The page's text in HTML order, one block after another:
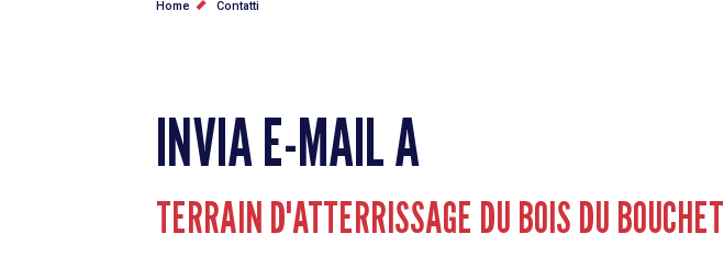
PANE
Home Contatti
INVIA E-MAIL A
TERRAIN D'ATTERRISSAGE DU BOIS DU BOUCHET